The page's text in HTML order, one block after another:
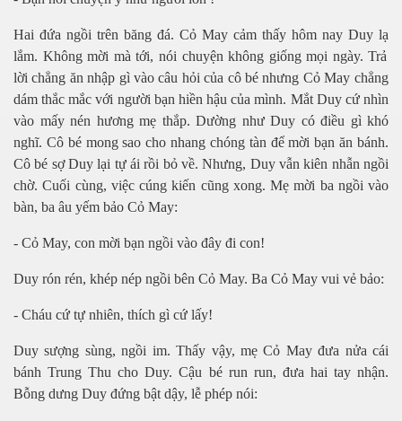
Hai đứa ngồi trên băng đá. Cỏ May cảm thấy hôm nay Duy lạ
lắm. Không mời mà tới, nói chuyện không giống mọi ngày. Trả
lời chẳng ăn nhập gì vào câu hỏi của cô bé nhưng CỏMay chẳng
dám thắc mắc với người bạn hiền hậu của mình. Mắt Duy cứnhìn
vào mấy nén hương mẹ thắp. Dường nhưDuy có điều gì khó
nghĩ. Cô bé mong sao cho nhang chóng tàn đểmời bạn ăn bánh.
Cô bé sợDuy lại tựái rồi bỏvề. Nhưng, Duy vẫn kiên nhẫn ngồi
chờ. Cuối cùng, việc cúng kiến cũng xong. Mẹ mời ba ngồi vào
bàn, ba âu yếm bảo Cỏ May:
- Cỏ May, con mời bạn ngồi vào đây đi con!
Duy rón rén, khép nép ngồi bên Cỏ May. Ba Cỏ May vui vẻ bảo:
- Cháu cứ tự nhiên, thích gì cứ lấy!
Duy sượng sùng, ngồi im. Thấy vậy, mẹCỏ May đưa nửa cái
bánh Trung Thu cho Duy. Cậu bé run run, đưa hai tay nhận.
Bỗng dưng Duy đứng bật dậy, lễ phép nói: